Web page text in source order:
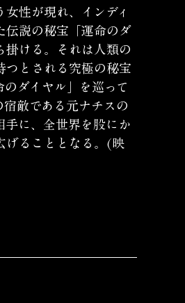
性が現れ、インディ
伝説の秘宝「運命のダ
掛ける。それは人類の
つとされる究極の秘宝
のダイヤル」を巡って
宿敵である元ナチスの
手に、全世界を股にか
げることとなる。(映